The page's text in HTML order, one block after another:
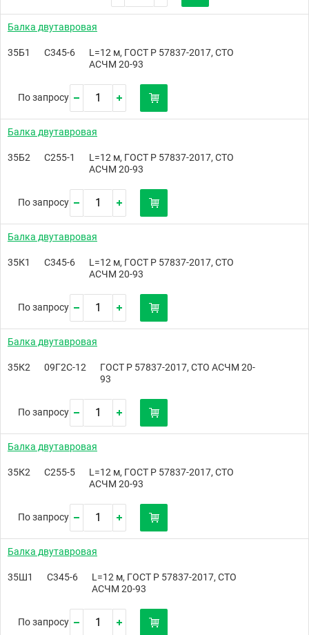
Балка двутавровая
35Б1 С345-6
L=12 м, ГОСТ Р 57837-2017, СТО
АСЧМ 20-93
По запросу
Балка двутавровая
35Б2 С255-1
L=12 м, ГОСТ Р 57837-2017, СТО
АСЧМ 20-93
По запросу
Балка двутавровая
35К1 С345-6
L=12 м, ГОСТ Р 57837-2017, СТО
АСЧМ 20-93
По запросу
Балка двутавровая
35К2 09Г2С-12
ГОСТ Р 57837-2017, СТО АСЧМ 20-
93
По запросу
Балка двутавровая
35К2 С255-5
L=12 м, ГОСТ Р 57837-2017, СТО
АСЧМ 20-93
По запросу
Балка двутавровая
35Ш1 С345-6
L=12 м, ГОСТ Р 57837-2017, СТО
АСЧМ 20-93
По запросу